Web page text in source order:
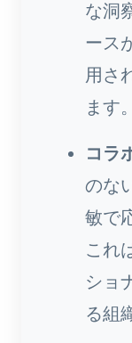
な洞
ース
用さ
ます。
コラ
のな
敏で
これ
ショ
る組